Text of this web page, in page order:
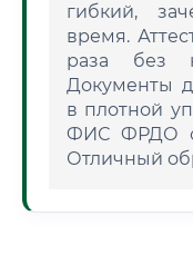
гибкий,
время.
раза без
Документы
в плотной
ФИС ФРДО
Отличный